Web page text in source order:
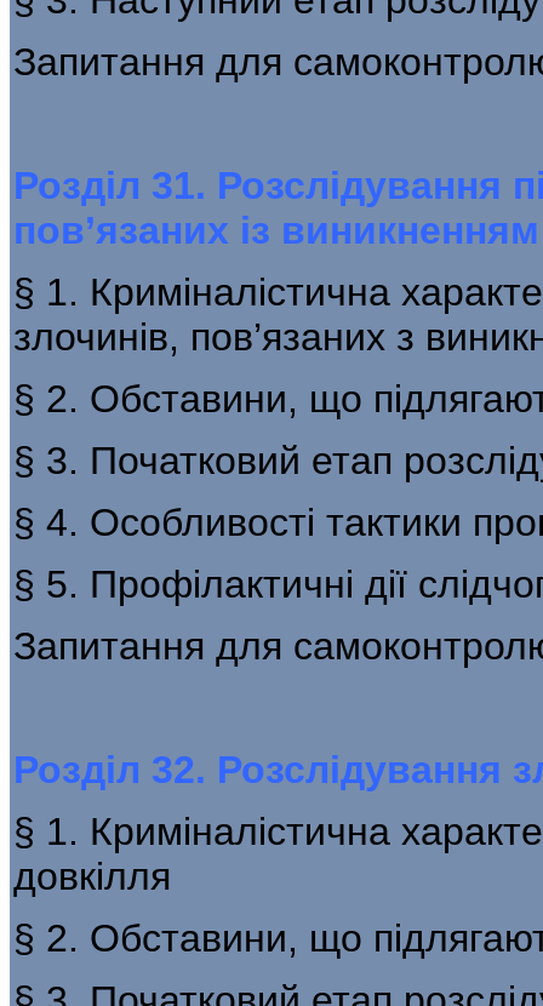
Запитання для
Розділ 31. Розслідування
пов’язаних із
§ 1. Криміналістична
злочинів, пов’язаних з
§ 2. Обставини, що
§ 3. Початковий етап
§ 4. Особливості тактики
§ 5. Профілактичні дії
Запитання для
Розділ 32. Розслідування
§ 1. Криміналістична
довкілля
§ 2. Обставини, що